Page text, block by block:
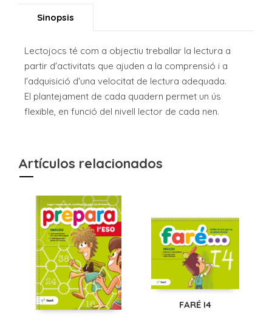
Sinopsis
Lectojocs té com a objectiu treballar la lectura a
partir d'activitats que ajuden a la comprensió i a
l'adquisició d'una velocitat de lectura adequada.
El plantejament de cada quadern permet un ús
flexible, en funció del nivell lector de cada nen.
Artículos relacionados
FARÉ I4